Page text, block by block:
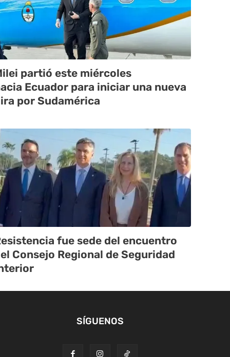
partió este miércoles
Ecuador para iniciar una nueva
por Sudamérica
fue sede del encuentro
Consejo Regional de Seguridad
SÍGUENOS